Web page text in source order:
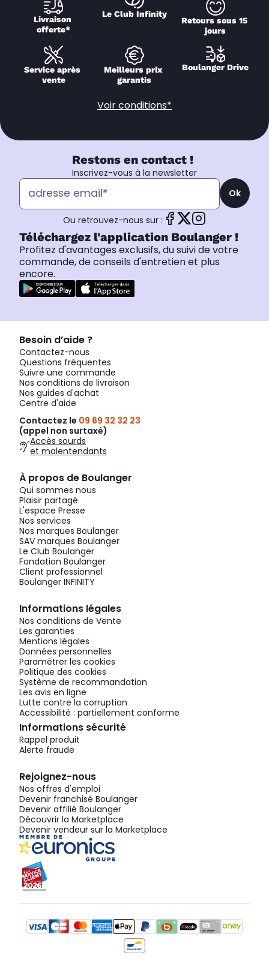
Livraison
offerte*
Le Club Infinity
Retours sous 15
jours
Service après
vente
Meilleurs prix
garantis
Boulanger Drive
Voir conditions*
Restons en contact !
Inscrivez-vous à la newsletter
Ok
Ou retrouvez-nous sur :
Téléchargez l'application Boulanger !
Profitez d'avantages exclusifs, du suivi de votre
commande, de conseils d'entretien et plus
encore.
Besoin d’aide ?
Contactez-nous
Questions fréquentes
Suivre une commande
Nos conditions de livraison
Nos guides d'achat
Centre d'aide
Contactez le 09 69 32 32 23
(appel non surtaxé)
Accès sourds
et malentendants
À propos de Boulanger
Qui sommes nous
Plaisir partagé
L'espace Presse
Nos services
Nos marques Boulanger
SAV marques Boulanger
Le Club Boulanger
Fondation Boulanger
Client professionnel
Boulanger INFINITY
Informations légales
Nos conditions de Vente
Les garanties
Mentions légales
Données personnelles
Paramétrer les cookies
Politique des cookies
Système de recommandation
Les avis en ligne
Lutte contre la corruption
Accessibilité : partiellement conforme
Informations sécurité
Rappel produit
Alerte fraude
Rejoignez-nous
Nos offres d'emploi
Devenir franchisé Boulanger
Devenir affilié Boulanger
Découvrir la Marketplace
Devenir vendeur sur la Marketplace